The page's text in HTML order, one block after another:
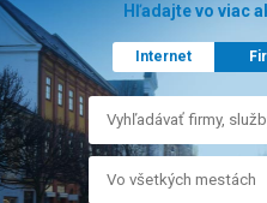
Hľadajte vo viac
Internet